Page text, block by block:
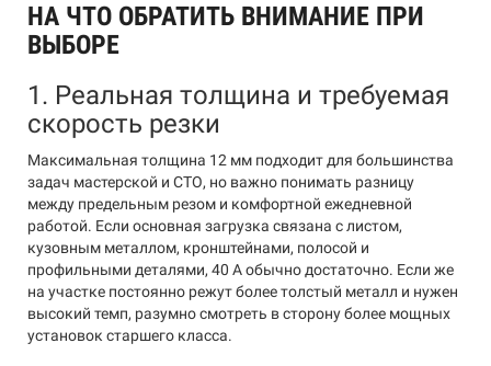
НА ЧТО ОБРАТИТЬ ВНИМАНИЕ ПРИ
ВЫБОРЕ
1. Реальная толщина и требуемая
скорость резки
Максимальная толщина 12 мм подходит для большинства
задач мастерской и СТО, но важно понимать разницу
между предельным резом и комфортной ежедневной
работой. Если основная загрузка связана с листом,
кузовным металлом, кронштейнами, полосой и
профильными деталями, 40 А обычно достаточно. Если же
на участке постоянно режут более толстый металл и нужен
высокий темп, разумно смотреть в сторону более мощных
установок старшего класса.